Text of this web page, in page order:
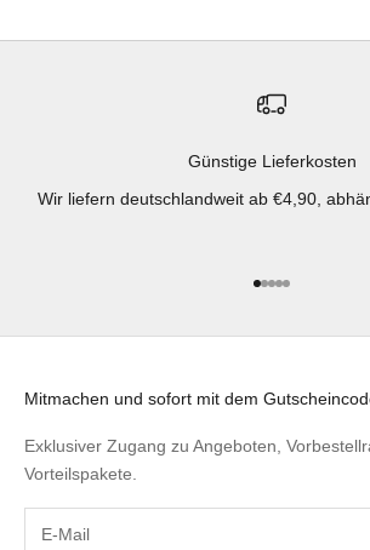
Günstige Lieferkosten
Wir liefern deutschlandweit ab €4,90,
Gehe zu
Gehe zu
Gehe zu
Gehe zu
Gehe zu
Mitmachen und sofort mit dem
Exklusiver Zugang zu Angeboten,
Vorteilspakete.